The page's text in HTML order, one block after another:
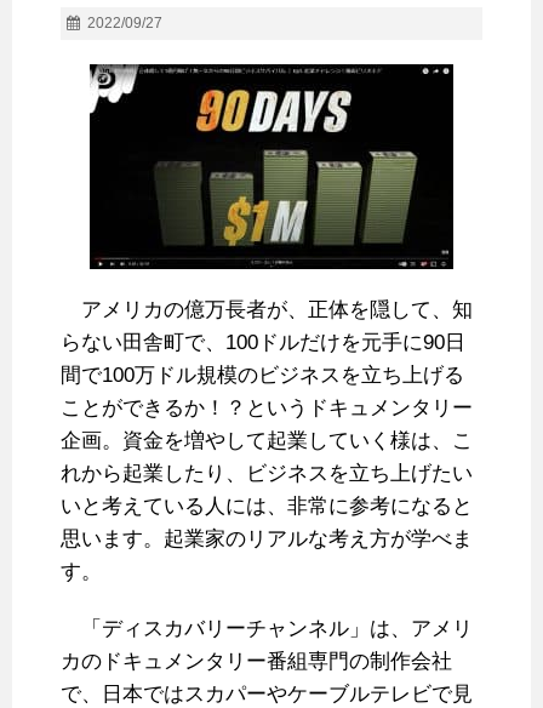
2022/09/27
アメリカの億万長者が、正体を隠して、知
らない田舎町で、100ドルだけを元手に90日
間で100万ドル規模のビジネスを立ち上げる
ことができるか！？というドキュメンタリー
企画。資金を増やして起業していく様は、こ
れから起業したり、ビジネスを立ち上げたい
いと考えている人には、非常に参考になると
思います。起業家のリアルな考え方が学べま
す。
「ディスカバリーチャンネル」は、アメリ
カのドキュメンタリー番組専門の制作会社
で、日本ではスカパーやケーブルテレビで見